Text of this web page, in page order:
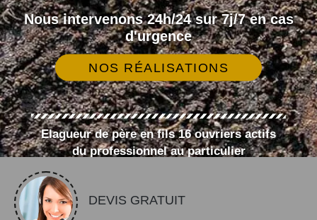
Nous intervenons 24h/24 sur 7j/7 en cas
d'urgence
NOS RÉALISATIONS
Elagueur de père en fils 16 ouvriers actifs
du professionnel au particulier
DEVIS GRATUIT